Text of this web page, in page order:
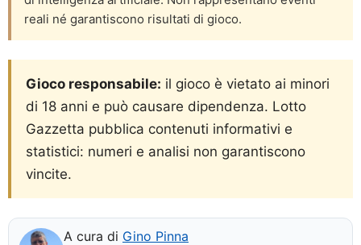
reali né garantiscono risultati di gioco.
Gioco responsabile: il gioco è vietato ai minori
di 18 anni e può causare dipendenza. Lotto
Gazzetta pubblica contenuti informativi e
statistici: numeri e analisi non garantiscono
vincite.
A cura di Gino Pinna